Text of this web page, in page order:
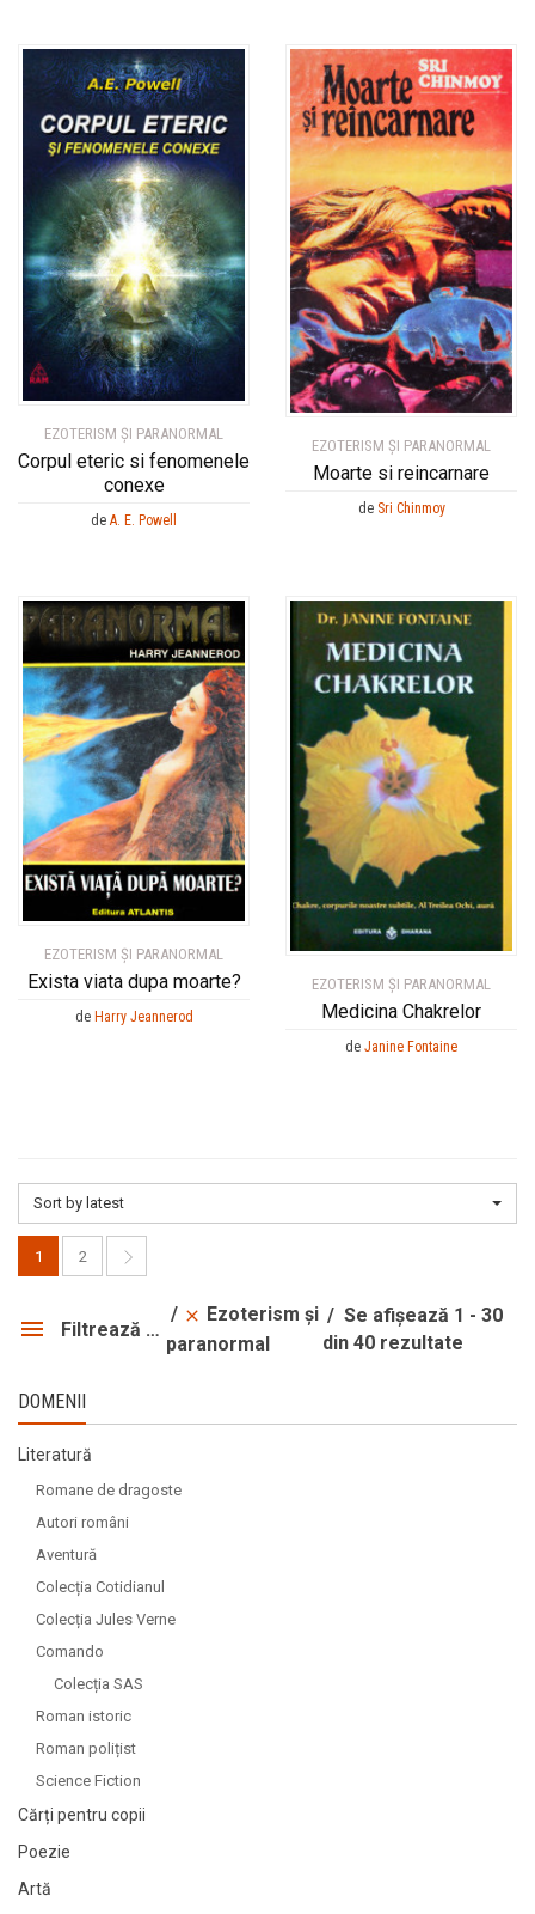
EZOTERISM ȘI PARANORMAL
Corpul eteric si fenomenele
conexe
de A. E. Powell
EZOTERISM ȘI PARANORMAL
Moarte si reincarnare
de Sri Chinmoy
EZOTERISM ȘI PARANORMAL
Exista viata dupa moarte?
de Harry Jeannerod
EZOTERISM ȘI PARANORMAL
Medicina Chakrelor
de Janine Fontaine
Sort by latest
1 2
Filtrează produsele
Ezoterism și
paranormal
Se afișează 1 - 30
din 40 rezultate
DOMENII
Literatură
Romane de dragoste
Autori români
Aventură
Colecția Cotidianul
Colecția Jules Verne
Comando
Colecția SAS
Roman istoric
Roman polițist
Science Fiction
Cărți pentru copii
Poezie
Artă